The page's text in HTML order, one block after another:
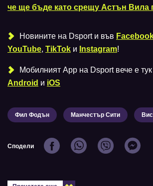
че ще бъде като срещу Астън Вила
Новините на Dsport и във
YouTube, TikTok и Instagram!
Мобилният Аpp на Dsport вече е тук
Android и iOS
Фил Фодън Манчестър Сити
Сподели